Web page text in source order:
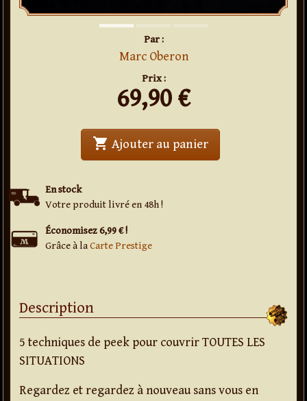
Par :
Marc Oberon
Prix :
69,90 €
En stock
Votre produit livré en 48h !
Économisez 6,99 € !
Grâce à laCarte Prestige
shopping_cart Ajouter au panier' . Insider . '
Description
5 techniques de peek pour couvrir TOUTES LES
SITUATIONS
Regardez et regardez à nouveau sans vous en